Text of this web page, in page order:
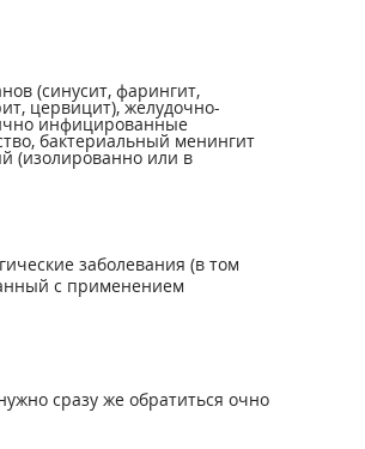
(синусит, фарингит,
цервицит), желудочно-
инфицированные
бактериальный менингит
(изолированно или в
заболевания (в том
с применением
сразу же обратиться очно